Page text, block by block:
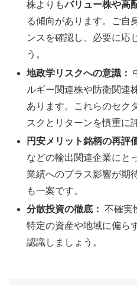
株よりもバリュー株や高
る傾向があります。ご自
ンスを確認し、必要に応
う。
地政学リスクへの意識：
ルギー関連株や防衛関連
あります。これらのセク
スクとリターンを慎重に
円安メリット銘柄の再評
などの輸出関連企業にと
業績へのプラス影響が期
も一案です。
分散投資の徹底： 不確実
特定の資産や地域に偏ら
認識しましょう。